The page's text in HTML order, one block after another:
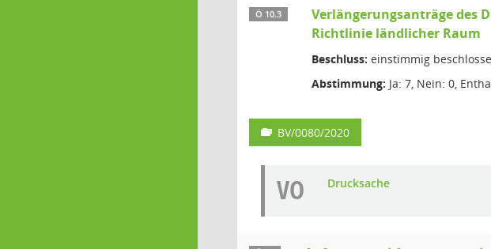
Ö 10.3
Verlängerungsanträge des
Richtlinie ländlicher Raum
Beschluss: einstimmig
Abstimmung: Ja: 7, Nein: 0,
BV/0080/2020
VO Drucksache